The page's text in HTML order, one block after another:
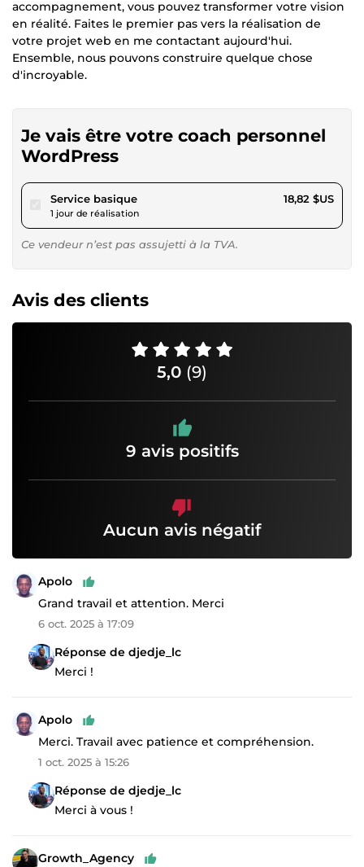
accompagnement, vous pouvez transformer votre vision
en réalité. Faites le premier pas vers la réalisation de
votre projet web en me contactant aujourd'hui.
Ensemble, nous pouvons construire quelque chose
d'incroyable.
Je vais être votre coach personnel
WordPress
Service basiquepour 17,34 $US
1 jour de réalisation
18,82 $US
Ce vendeur n’est pas assujetti à la TVA.
Avis des clients
5,0 (9)
9 avis positifs
Aucun avis négatif
Apolo
Grand travail et attention. Merci
6 oct. 2025 à 17:09
Réponse de djedje_lc
Merci !
Apolo
Merci. Travail avec patience et compréhension.
1 oct. 2025 à 15:26
Réponse de djedje_lc
Merci à vous !
Growth_Agency